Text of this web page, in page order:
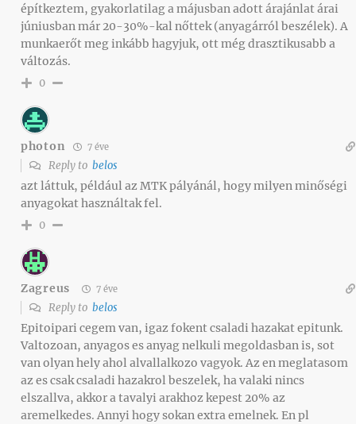
építkeztem, gyakorlatilag a májusban adott árajánlat árai
júniusban már 20-30%-kal nőttek (anyagárról beszélek). A
munkaerőt meg inkább hagyjuk, ott még drasztikusabb a
változás.
0
photon 7 éve
Reply to belos
azt láttuk, például az MTK pályánál, hogy milyen minőségi
anyagokat használtak fel.
0
Zagreus 7 éve
Reply to belos
Epitoipari cegem van, igaz fokent csaladi hazakat epitunk.
Valtozoan, anyagos es anyag nelkuli megoldasban is, sot
van olyan hely ahol alvallalkozo vagyok. Az en meglatasom
az es csak csaladi hazakrol beszelek, ha valaki nincs
elszallva, akkor a tavalyi arakhoz kepest 20% az
aremelkedes. Annyi hogy sokan extra emelnek. En pl